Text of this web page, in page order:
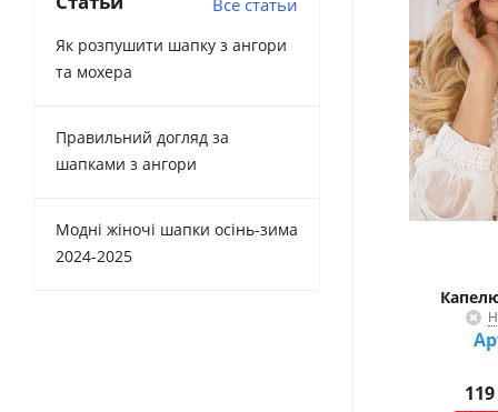
119
Все статьи
Як розпушити шапку з ангори
та мохера
Правильний догляд за
шапками з ангори
Модні жіночі шапки осінь-зима
2024-2025